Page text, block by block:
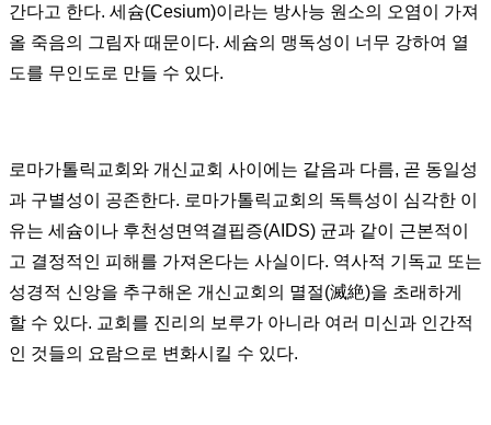
간다고 한다. 세슘(Cesium)이라는 방사능 원소의 오염이 가져
올 죽음의 그림자 때문이다. 세슘의 맹독성이 너무 강하여 열
도를 무인도로 만들 수 있다.
로마가톨릭교회와 개신교회 사이에는 같음과 다름, 곧 동일성
과 구별성이 공존한다. 로마가톨릭교회의 독특성이 심각한 이
유는 세슘이나 후천성면역결핍증(AIDS) 균과 같이 근본적이
고 결정적인 피해를 가져온다는 사실이다. 역사적 기독교 또는
성경적 신앙을 추구해온 개신교회의 멸절(滅絶)을 초래하게
할 수 있다. 교회를 진리의 보루가 아니라 여러 미신과 인간적
인 것들의 요람으로 변화시킬 수 있다.